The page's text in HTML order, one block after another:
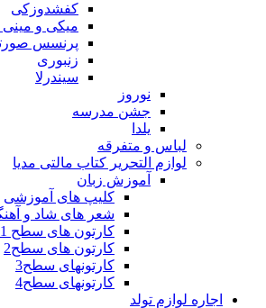
کفشدوزکی
میکی و
پرنسس
زنبوری
سیندرلا
نوروز
جشن مدرسه
یلدا
لباس و متفرقه
لوازم التحریر کتاب مالتی مدیا
آموزش زبان
کلیپ های آموزشی
شعر های شاد و
کارتون های سطح 1
کارتون های سطح2
کارتونهای سطح3
کارتونهای سطح4
اجاره لوازم تولد